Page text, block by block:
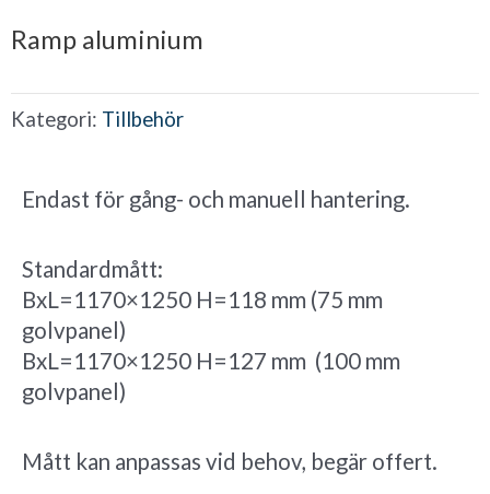
Ramp aluminium
Kategori: Tillbehör
Endast för gång- och manuell hantering.
Standardmått:
BxL=1170×1250 H=118 mm (75 mm
golvpanel)
BxL=1170×1250 H=127 mm (100 mm
golvpanel)
Mått kan anpassas vid behov, begär offert.